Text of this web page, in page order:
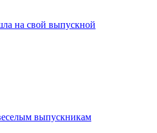
на свой выпускной
выпускникам